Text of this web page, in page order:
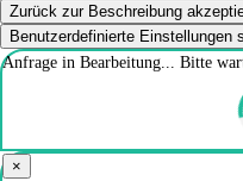
Zurück zur Beschreibung
Benutzerdefinierte Einstellungen
Anfrage in Bearbeitung... Bitte
×